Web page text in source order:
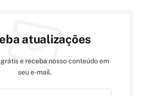
atualizações
e receba nosso conteúdo em
seu e-mail.